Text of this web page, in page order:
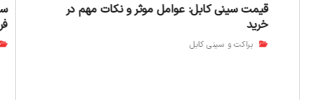
قیمت سینی کابل: عوامل موثر و نکات مهم در
خرید
براکت و سینی کابل